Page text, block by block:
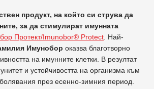
продукт, на който си струва да
за да стимулират имунната
Протект/Imunobor® Protect . Най-
Имунобор оказва благотворно
на имунните клетки. В резултат
и устойчивостта на организма към
през есенно-зимния период.